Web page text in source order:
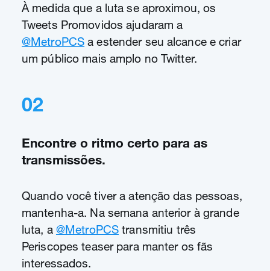
À medida que a luta se aproximou, os
Tweets Promovidos ajudaram a
@MetroPCS a estender seu alcance e criar
um público mais amplo no Twitter.
02
Encontre o ritmo certo para as
transmissões.
Quando você tiver a atenção das pessoas,
mantenha-a. Na semana anterior à grande
luta, a @MetroPCS transmitiu três
Periscopes teaser para manter os fãs
interessados.